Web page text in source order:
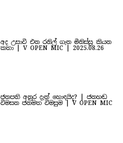
අද උසාවි එන රනිල් ගැන මිනිස්සු කියන
කතා | V OPEN MIC | 2025.08.26
ජනපති අනුර දැන් හොඳයිද? | ජනහඬ
විමසන ජනමත විමසුම | V OPEN MIC